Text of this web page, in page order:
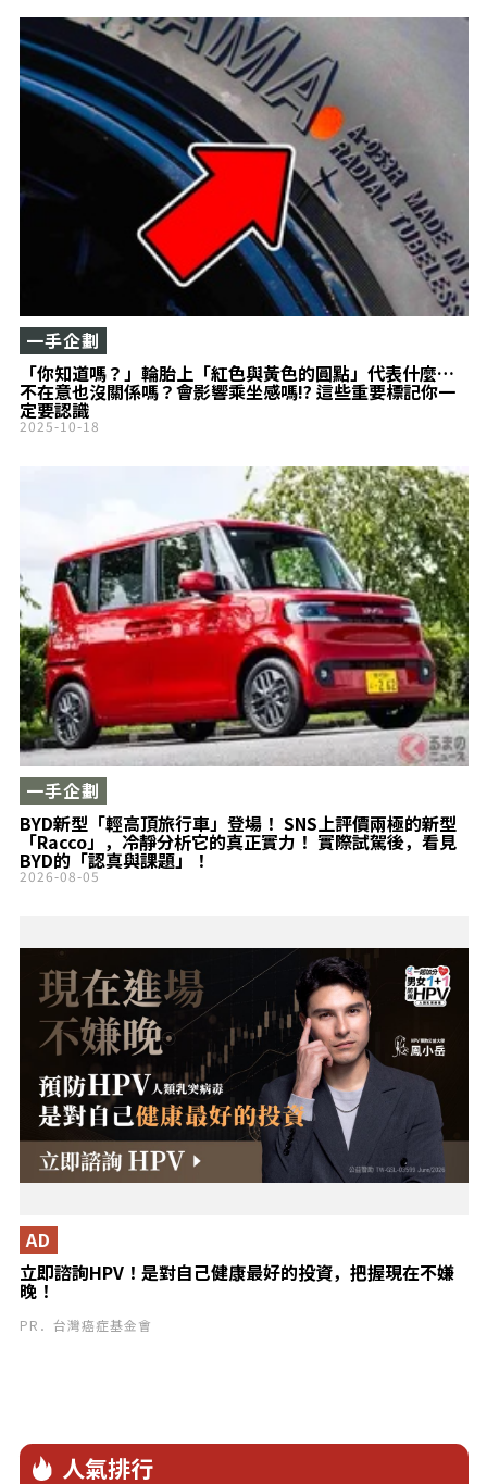
「你知道嗎？」輪胎上「紅色與黃色的圓點」代表什麼…
不在意也沒關係嗎？會影響乘坐感嗎!? 這些重要標記你一
定要認識
一手企劃
2025-10-18
BYD新型「輕高頂旅行車」登場！ SNS上評價兩極的新型
「Racco」，冷靜分析它的真正實力！ 實際試駕後，看見
BYD的「認真與課題」！
一手企劃
2026-08-05
立即諮詢HPV！是對自己健康最好的投資，把握現在不嫌
晚！
AD
PR．台灣癌症基金會
人氣排行